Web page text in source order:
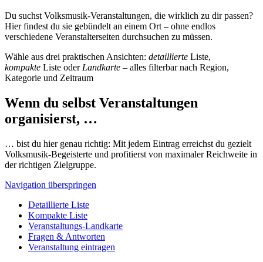
Du suchst Volksmusik-Veranstaltungen, die wirklich zu dir passen?
Hier findest du sie gebündelt an einem Ort – ohne endlos
verschiedene Veranstalterseiten durchsuchen zu müssen.
Wähle aus drei praktischen Ansichten: detaillierte Liste,
kompakte Liste oder Landkarte – alles filterbar nach Region,
Kategorie und Zeitraum
Wenn du selbst Veranstaltungen
organisierst, …
… bist du hier genau richtig: Mit jedem Eintrag erreichst du gezielt
Volksmusik-Begeisterte und profitierst von maximaler Reichweite in
der richtigen Zielgruppe.
Navigation überspringen
Detaillierte Liste
Kompakte Liste
Veranstaltungs-Landkarte
Fragen & Antworten
Veranstaltung eintragen